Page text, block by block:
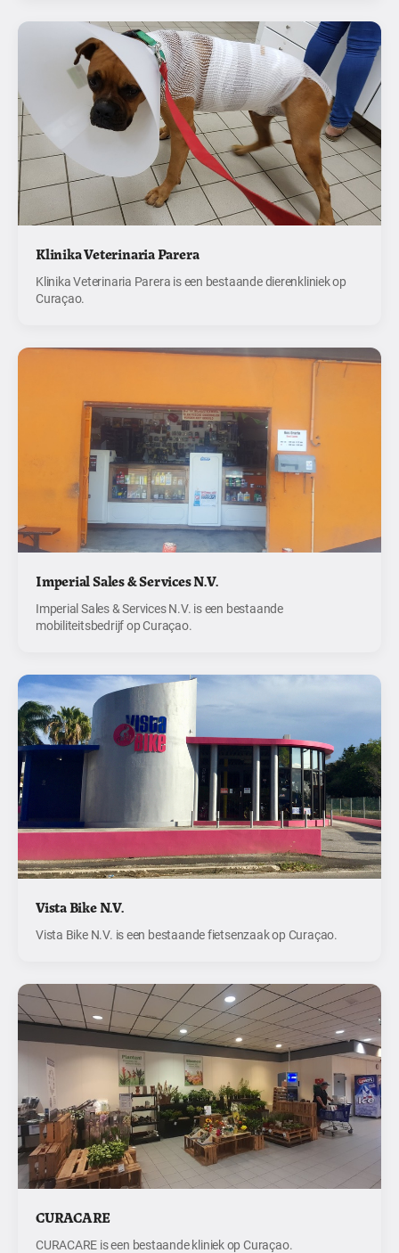
Klinika Veterinaria Parera
Klinika Veterinaria Parera is een bestaande dierenkliniek op
Curaçao.
Imperial Sales & Services N.V.
Imperial Sales & Services N.V. is een bestaande
mobiliteitsbedrijf op Curaçao.
Vista Bike N.V.
Vista Bike N.V. is een bestaande fietsenzaak op Curaçao.
CURACARE
CURACARE is een bestaande kliniek op Curaçao.